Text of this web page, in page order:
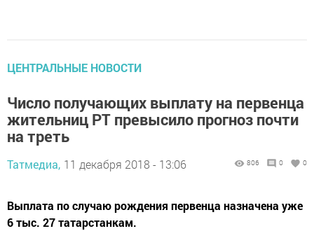
ЦЕНТРАЛЬНЫЕ НОВОСТИ
Число получающих выплату на первенца
жительниц РТ превысило прогноз почти
на треть
Татмедиа, 11 декабря 2018 - 13:06 806 0 0
Выплата по случаю рождения первенца назначена уже
6 тыс. 27 татарстанкам.